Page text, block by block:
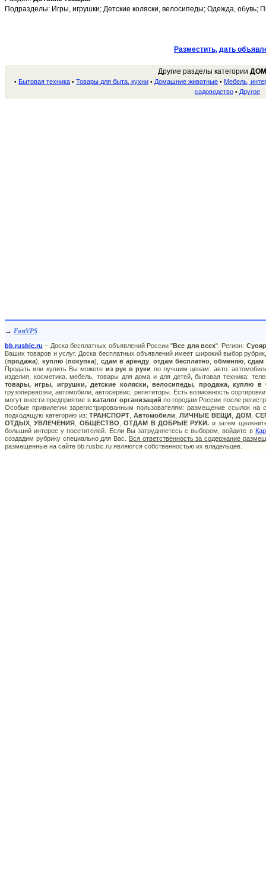
Подразделы: Игры, игрушки; Детские коляски, велосипеды; Одежда, обувь;
Разместить, дать
Другие разделы категории
• Бытовая техника • Товары для быта, кухни • Домашние животные • Мебель,
садоводство • Другое
→ FastVPS
bb.rusbic.ru – Доска бесплатных объявлений России "Все для всех". Регион:
Ваших товаров и услуг. Доска бесплатных объявлений имеет широкий выбор
(продажа), куплю (покупка), сдам в аренду отдам бесплатно обменяю сдам
Продать или купить Вы можете из рук в руки по лучшим ценам: авто:
изделия, косметика, мебель, товары для дома и для детей, бытовая техника:
товары, игры, игрушки, детские коляски, велосипеды, продажа, куплю в
грузоперевозки, автомобили, автосервис, репетиторы. Есть возможность
могут внести предприятие в каталог организаций по городам России после
Особые привилегии зарегистрированным пользователям: размещение ссылок
подходящую категорию из:ТРАНСПОРТ ,Автомобили ,ЛИЧНЫЕ ВЕЩИ, ДОМ,
ОТДЫХ ,УВЛЕЧЕНИЯ ОБЩЕСТВО ,ОТДАМ В ДОБРЫЕ РУКИ. и затем
больший интерес у посетителей. Если Вы затрудняетесь с выбором, войдите в
создадим рубрику специально для Вас. Вся ответственность за содержание
размещенные на сайте bb.rusbic.ru являются собственностью их владельцев.